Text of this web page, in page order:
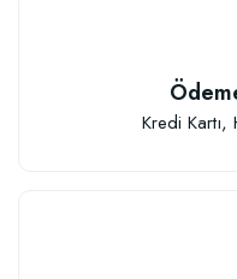
Kredi Kartı,